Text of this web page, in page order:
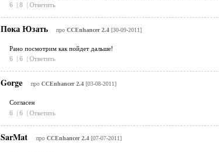
6
| 8 | Ответить
Пока Юзать про CCEnhancer 2.4[30-09-2011]
Рано посмотрим как пойдет дальше!
6
| 6 | Ответить
Gorge про CCEnhancer 2.4[03-08-2011]
Согласен
6
| 6 | Ответить
SarMat про CCEnhancer 2.4[07-07-2011]